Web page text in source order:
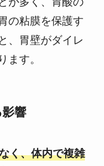
の粘膜を保護す
、胃壁がダイレ
ます。
響
く、体内で複雑